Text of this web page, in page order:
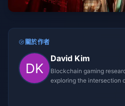
關於作者
David Kim
Blockchain gaming
exploring the intersection